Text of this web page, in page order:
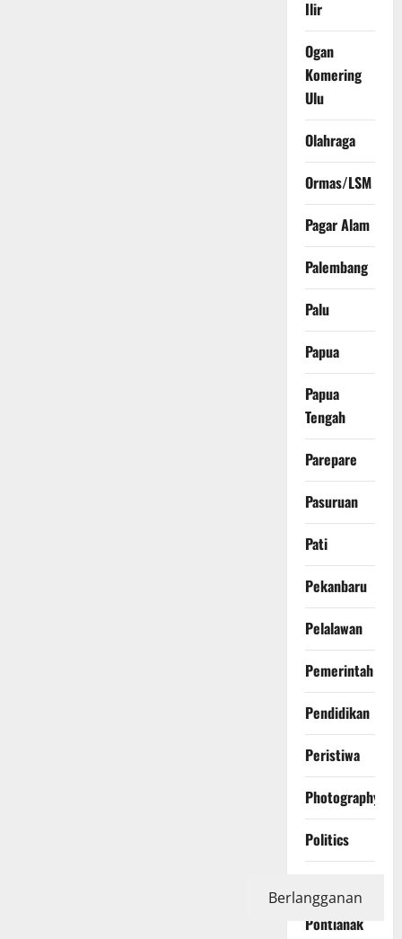
Ilir
Ogan
Komering
Ulu
Olahraga
Ormas/LSM
Pagar Alam
Palembang
Palu
Papua
Papua
Tengah
Parepare
Pasuruan
Pati
Pekanbaru
Pelalawan
Pemerintah
Pendidikan
Peristiwa
Photography
Politics
Pontianak
Berlangganan